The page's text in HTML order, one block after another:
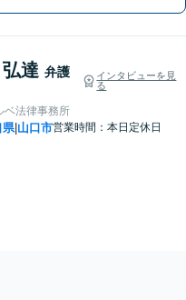
達 弁護
インタビューを見
る
ベ法律事務所
県| 山口市営業時間：本日定休日